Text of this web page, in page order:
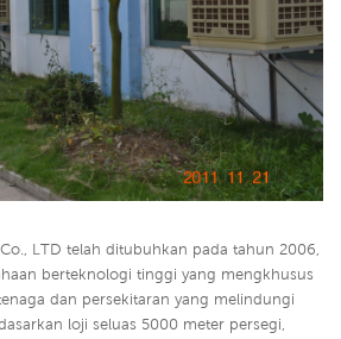
LTD telah ditubuhkan pada tahun 2006,
berteknologi tinggi yang mengkhusus
dan persekitaran yang melindungi
loji seluas 5000 meter persegi,